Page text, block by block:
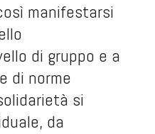
manifestarsi
di gruppo e a
di norme
si
da